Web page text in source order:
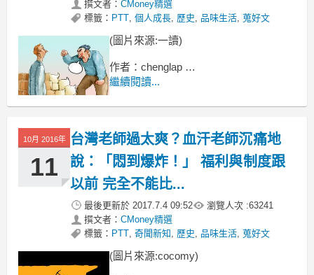
撰文者： CMoney精選
標籤： PTT, 個人成長, 歷史, 品味生活, 蒐好文
(圖片來源:一讀)
作者：chenglap
很有可能不完整，欠缺一塊，
繼續閱讀...
10月 2016年
11
台灣老師過太爽？血汗老師沉痛地
說：「悶到爆炸！」 福利與制度跟
以前 完全不能比...
最後更新於 2017.7.4 09:52 瀏覽人次 :63241
撰文者： CMoney精選
標籤： PTT, 奇聞新知 , 歷史, 品味生活, 蒐好文
(圖片來源:cocomy)